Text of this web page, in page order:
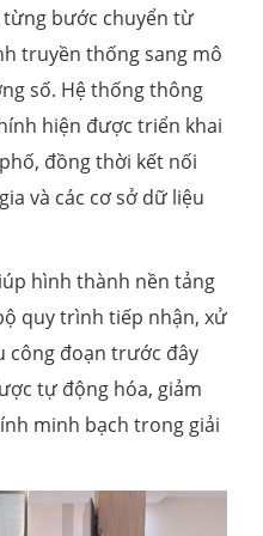
từng bước chuyển từ
truyền thống sang mô
số. Hệ thống thông
hiện được triển khai
đồng thời kết nối
và các cơ sở dữ liệu
hình thành nền tảng
quy trình tiếp nhận, xử
công đoạn trước đây
tự động hóa, giảm
minh bạch trong giải